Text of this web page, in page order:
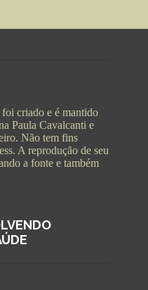
criado e é mantido
Paula Cavalcanti e
Não tem fins
A reprodução de seu
a fonte e também